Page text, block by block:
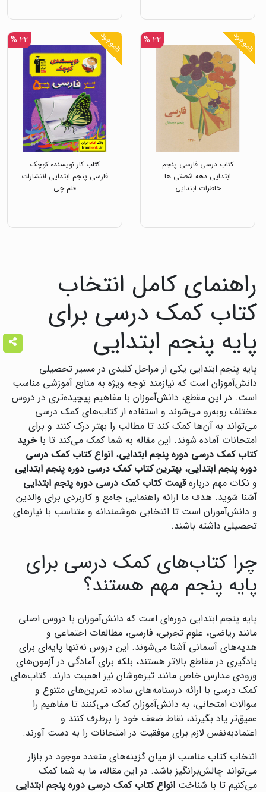
ناموجود ۲۲ %
کتاب درسی فارسی پنجم
ابتدایی دهه شصتی ها
خاطرات ابتدایی
ناموجود ۲۲ %
کتاب کار نویسنده کوچک
فارسی پنجم ابتدایی انتشارات
قلم چی
راهنمای کامل انتخاب
کتاب کمک درسی برای
پایه پنجم ابتدایی
پایه پنجم ابتدایی یکی از مراحل کلیدی در مسیر تحصیلی
دانش‌آموزان است که نیازمند توجه ویژه به منابع آموزشی مناسب
است. در این مقطع، دانش‌آموزان با مفاهیم پیچیده‌تری در دروس
مختلف روبه‌رو می‌شوند و استفاده از کتاب‌های کمک درسی
می‌تواند به آن‌ها کمک کند تا مطالب را بهتر درک کنند و برای
امتحانات آماده شوند. این مقاله به شما کمک می‌کند تا باخرید
کتاب کمک درسی دوره پنجم ابتدایی، انواع کتاب کمک درسی
دوره پنجم ابتدایی، بهترین کتاب کمک درسی دوره پنجم ابتدایی
و نکات مهم دربارهقیمت کتاب کمک درسی دوره پنجم ابتدایی
آشنا شوید. هدف ما ارائه راهنمایی جامع و کاربردی برای والدین
و دانش‌آموزان است تا انتخابی هوشمندانه و متناسب با نیازهای
تحصیلی داشته باشند.
چرا کتاب‌های کمک درسی برای
پایه پنجم مهم هستند؟
پایه پنجم ابتدایی دوره‌ای است که دانش‌آموزان با دروس اصلی
مانند ریاضی، علوم تجربی، فارسی، مطالعات اجتماعی و
هدیه‌های آسمانی آشنا می‌شوند. این دروس نه‌تنها پایه‌ای برای
یادگیری در مقاطع بالاتر هستند، بلکه برای آمادگی در آزمون‌های
ورودی مدارس خاص مانند تیزهوشان نیز اهمیت دارند. کتاب‌های
کمک درسی با ارائه درسنامه‌های ساده، تمرین‌های متنوع و
سوالات امتحانی، به دانش‌آموزان کمک می‌کنند تا مفاهیم را
عمیق‌تر یاد بگیرند، نقاط ضعف خود را برطرف کنند و
اعتمادبه‌نفس لازم برای موفقیت در امتحانات را به دست آورند.
انتخاب کتاب مناسب از میان گزینه‌های متعدد موجود در بازار
می‌تواند چالش‌برانگیز باشد. در این مقاله، ما به شما کمک
می‌کنیم تا با شناخت انواع کتاب کمک درسی دوره پنجم ابتدایی